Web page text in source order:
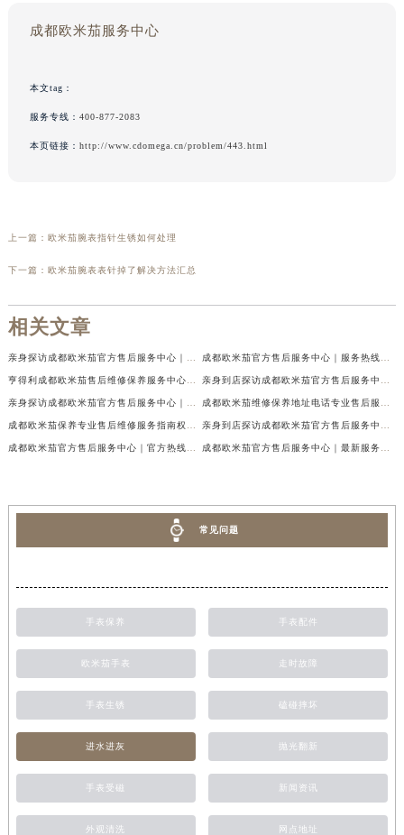
成都欧米茄服务中心
本文tag：
服务专线： 400-877-2083
本页链接： http://www.cdomega.cn/problem/443.html
上一篇： 欧米茄腕表指针生锈如何处理
下一篇： 欧米茄腕表表针掉了解决方法汇总
相关文章
常见问题
手表保养 手表配件
欧米茄手表 走时故障
手表生锈 磕碰摔坏
进水进灰 抛光翻新
手表受磁 新闻资讯
外观清洗 网点地址